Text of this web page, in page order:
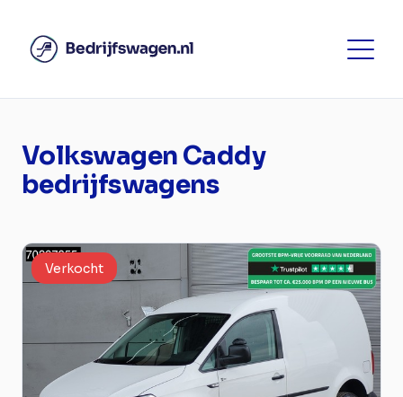
Volkswagen Caddy
bedrijfswagens
Verkocht